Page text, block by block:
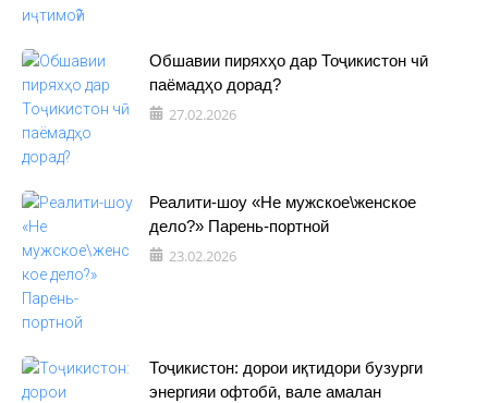
Обшавии пиряхҳо дар Тоҷикистон чӣ
паёмадҳо дорад?
27.02.2026
Реалити-шоу «Не мужское\женское
дело?» Парень-портной
23.02.2026
Тоҷикистон: дорои иқтидори бузурги
энергияи офтобӣ, вале амалан